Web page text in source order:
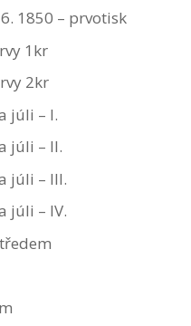
1850 – prvotisk
1kr
2kr
júli – I.
júli – II.
júli – III.
júli – IV.